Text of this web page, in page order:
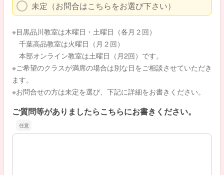
未定（お問合はこちらをお選び下さい）
※目黒品川教室は木曜日・土曜日（各月２回）
千葉高品教室は火曜日（月２回）
本部オンライン教室は土曜日（月2回）です。
※ご希望のクラスが満席の場合は別な日をご相談させていただき
ます。
※お問合せの方は未定を選び、下記に詳細をお書きください。
ご質問等がありましたらこちらにお書きください。
ご質問等がありましたらこちらにお書きください。